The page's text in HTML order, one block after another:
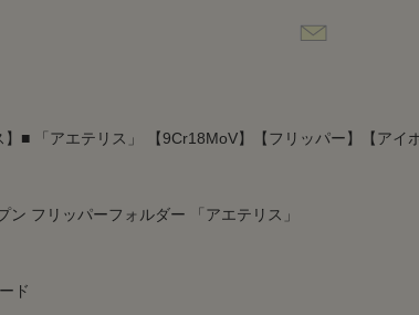
■ 「アエテリス」 【9Cr18MoV】【フリッパー】【ア
ン フリッパーフォルダー 「アエテリス」
ド